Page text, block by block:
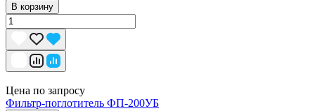
В корзину
Цена по запросу
Фильтр-поглотитель ФП-200УБ